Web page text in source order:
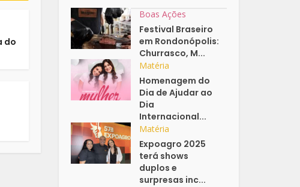
do
Boas Ações
Festival Braseiro
em Rondonópolis:
Churrasco, M...
Matéria
Homenagem do
Dia de Ajudar ao
Dia
Internacional...
Matéria
Expoagro 2025
terá shows
duplos e
surpresas inc...